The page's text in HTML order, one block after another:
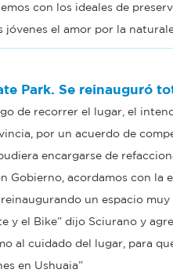
con los ideales de
jóvenes el amor por la
Park. Se reinauguró
de recorrer el lugar, el
por un acuerdo de
encargarse de
Gobierno, acordamos con la
un espacio
y el Bike” dijo Sciurano y
al cuidado del lugar, para
en Ushuaia”